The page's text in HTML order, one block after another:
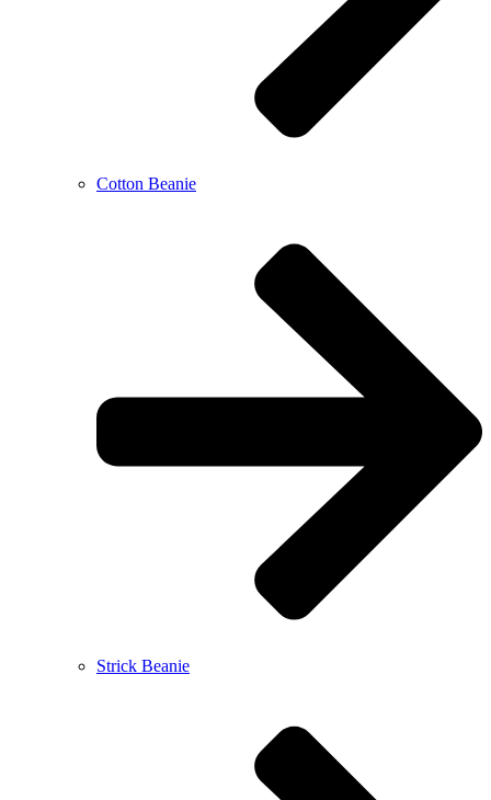
Cotton Beanie
Strick Beanie